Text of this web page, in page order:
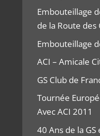
Embouteillage
de la Route des
Embouteillage
ACI – Amicale
GS Club de
Tournée
Avec ACI 2011
40 Ans de la GS